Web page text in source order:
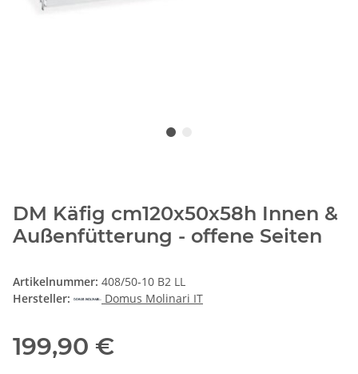
DM Käfig cm120x50x58h Innen &
Außenfütterung - offene Seiten
Artikelnummer: 408/50-10 B2 LL
Hersteller:
Domus Molinari IT
199,90 €